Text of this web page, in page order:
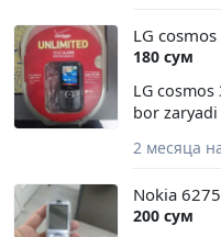
LG
180 сум
LG
bor zaryadi
2 месяца
Nokia
200 сум